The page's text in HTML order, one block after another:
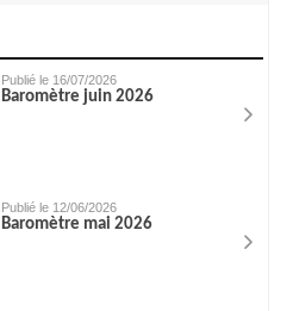
Publié le 16/07/2026
Baromètre juin 2026
Publié le 12/06/2026
Baromètre mai 2026